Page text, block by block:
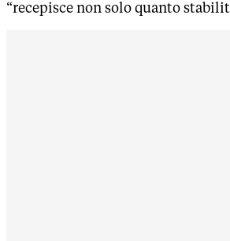
“recepisce non solo quanto